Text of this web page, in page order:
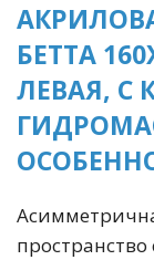
БЕТТА
ЛЕВАЯ, С